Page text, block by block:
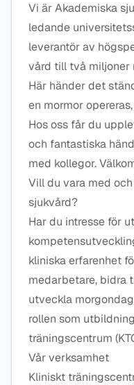
Vi är Akademiska
ledande
leverantör av
vård till två miljoner
Här händer det
en mormor
Hos oss får du
och fantastiska
med kollegor.
Vill du vara med
sjukvård?
Har du intresse för
kliniska erfarenhet
medarbetare, bidra
utveckla
rollen som
träningscentrum
Vår verksamhet
Kliniskt